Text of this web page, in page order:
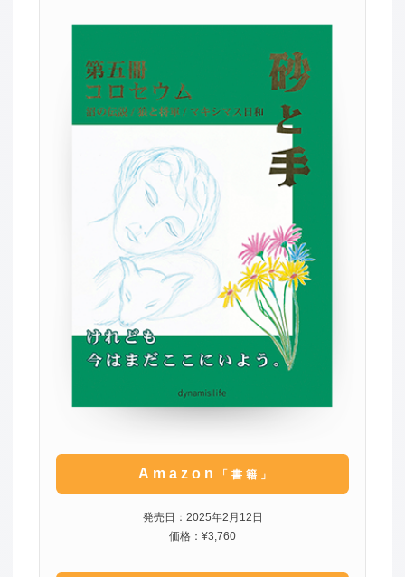
Amazon 「書籍」
発売日：2025年2月12日
価格：¥3,760